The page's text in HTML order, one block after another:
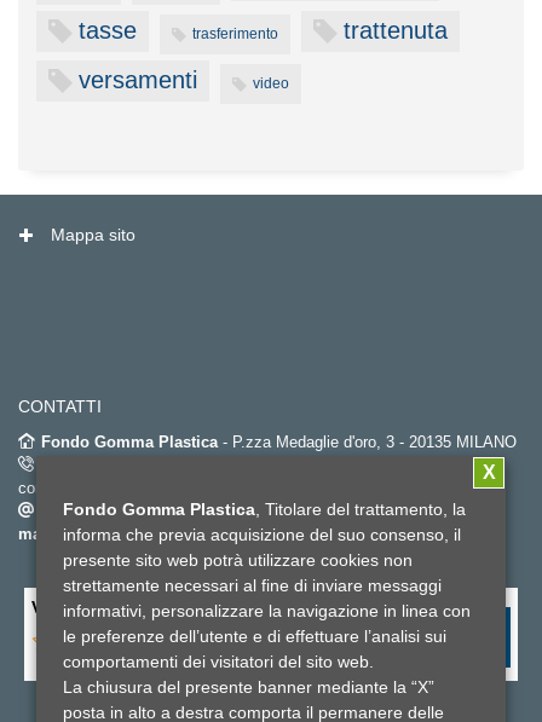
tasse trasferimento
trattenuta
versamenti
video
Mappa sito
CONTATTI
Fondo Gomma Plastica - P.zza Medaglie d'oro, 3 - 20135 MILANO
(dal lunedì al venerdì dalle 9.00 alle 18.00 – orario
continuato) -
info@fondogommaplastica.it -
fondogommaplastica@pec-
mail.it
Valuta il sito fondo gomma plastica*
Fondo Gomma Plastica , Titolare del trattamento, la
informa che previa acquisizione del suo consenso, il
presente sito web potrà utilizzare cookies non
strettamente necessari al fine di inviare messaggi
informativi, personalizzare la navigazione in linea con
le preferenze dell’utente e di effettuare l’analisi sui
comportamenti dei visitatori del sito web.
La chiusura del presente banner mediante la “X”
posta in alto a destra comporta il permanere delle
X